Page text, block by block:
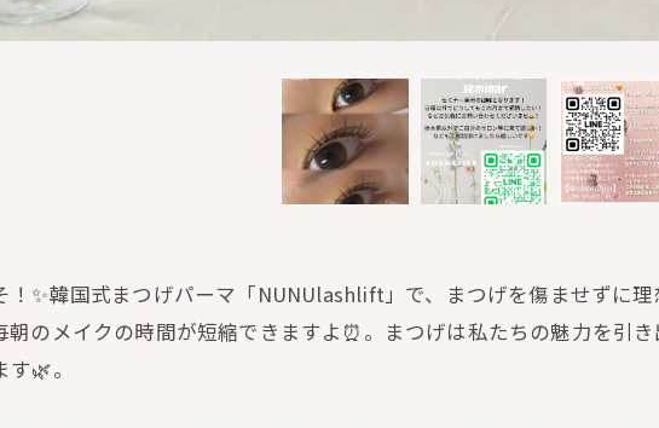
！✨韓国式まつげパーマ「NUNUlashlift」で、まつげを傷ませずに
朝のメイクの時間が短縮できますよ⏰。まつげは私たちの魅力を引
🌿。